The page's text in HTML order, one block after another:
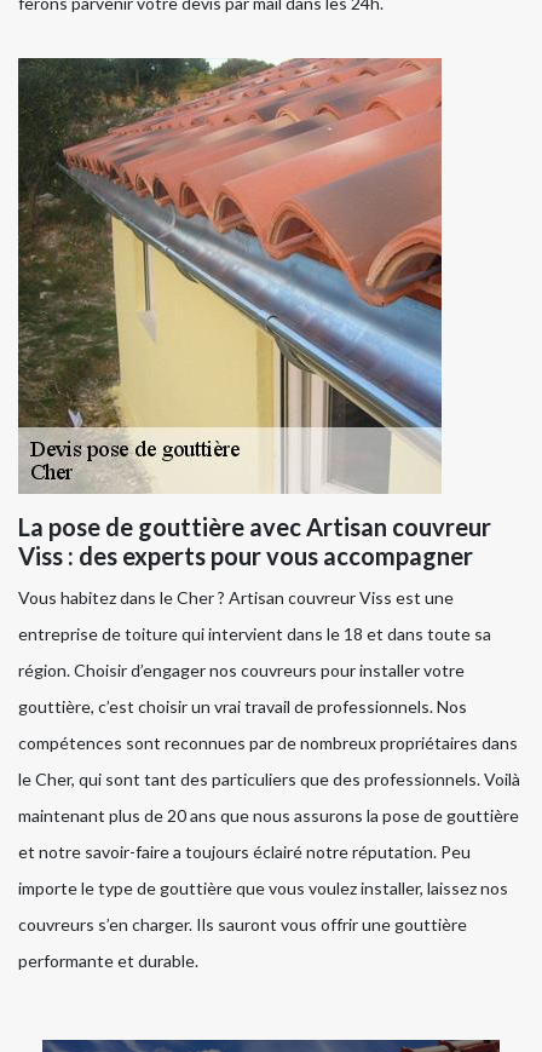
La pose de gouttière avec Artisan couvreur
Viss : des experts pour vous accompagner
Vous habitez dans le Cher ? Artisan couvreur Viss est une
entreprise de toiture qui intervient dans le 18 et dans toute sa
région. Choisir d’engager nos couvreurs pour installer votre
gouttière, c’est choisir un vrai travail de professionnels. Nos
compétences sont reconnues par de nombreux propriétaires dans
le Cher, qui sont tant des particuliers que des professionnels. Voilà
maintenant plus de 20 ans que nous assurons la pose de gouttière
et notre savoir-faire a toujours éclairé notre réputation. Peu
importe le type de gouttière que vous voulez installer, laissez nos
couvreurs s’en charger. Ils sauront vous offrir une gouttière
performante et durable.